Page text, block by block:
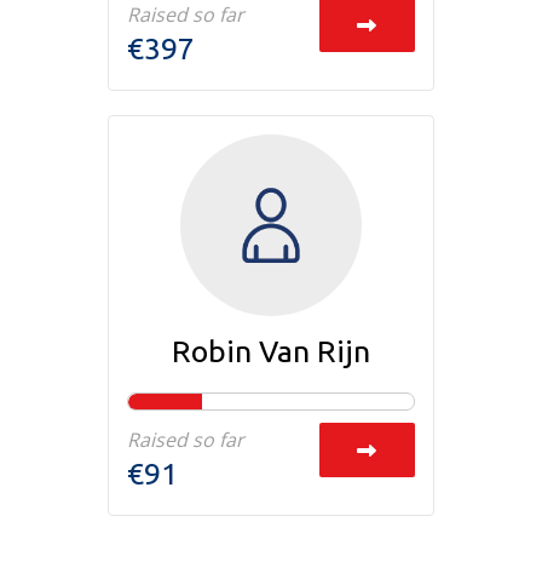
Raised so far
€397
Robin Van Rijn
Raised so far
€91